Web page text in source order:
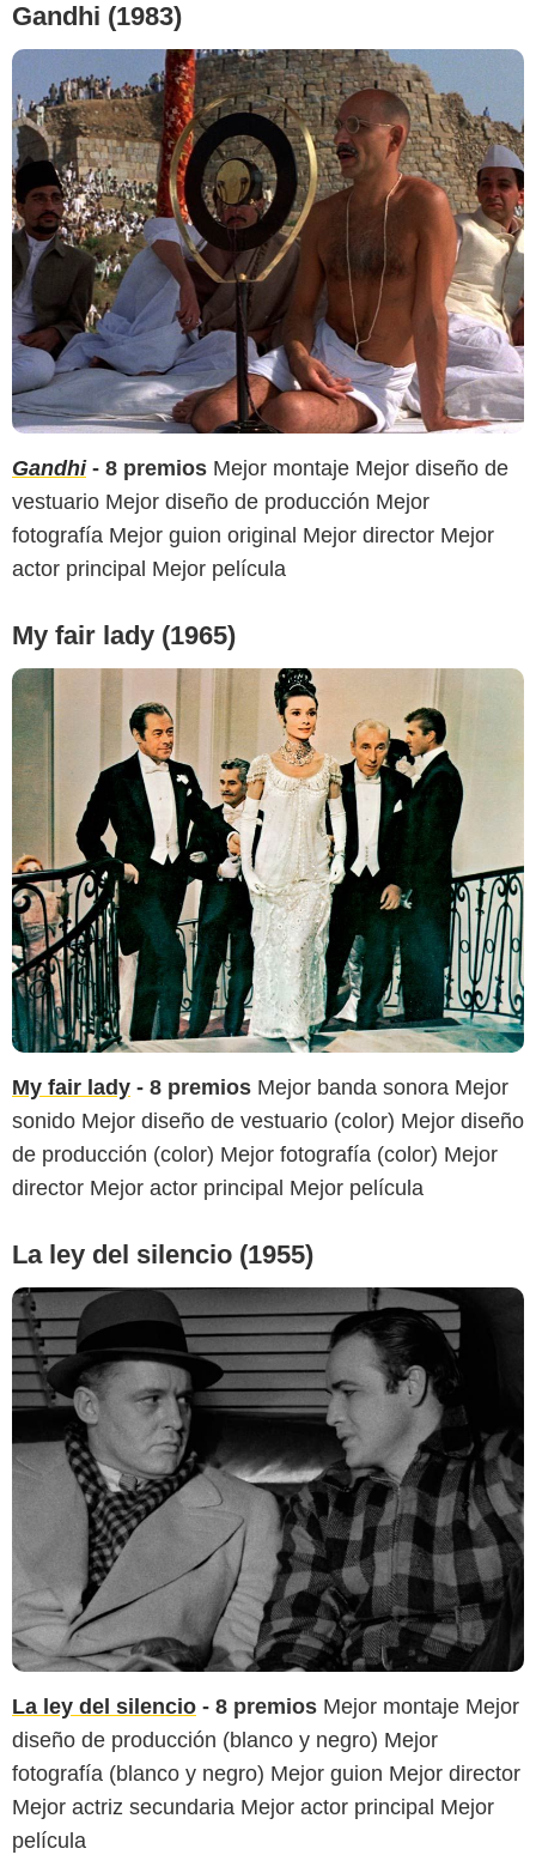
Gandhi (1983)
Gandhi- 8 premios Mejor montaje Mejor diseño de
vestuario Mejor diseño de producción Mejor
fotografía Mejor guion original Mejor director Mejor
actor principal Mejor película
My fair lady (1965)
My fair lady - 8 premios Mejor banda sonora Mejor
sonido Mejor diseño de vestuario (color) Mejor diseño
de producción (color) Mejor fotografía (color) Mejor
director Mejor actor principal Mejor película
La ley del silencio (1955)
La ley del silencio - 8 premios Mejor montaje Mejor
diseño de producción (blanco y negro) Mejor
fotografía (blanco y negro) Mejor guion Mejor director
Mejor actriz secundaria Mejor actor principal Mejor
película